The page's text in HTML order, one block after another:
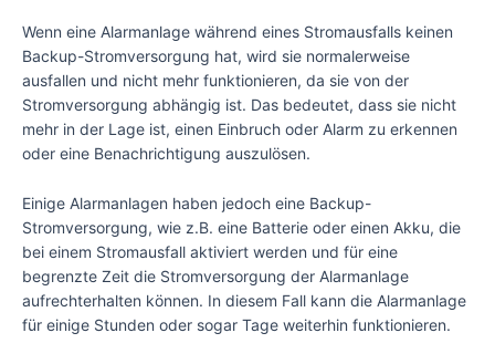
Wenn eine Alarmanlage während eines Stromausfalls keinen
Backup-Stromversorgung hat, wird sie normalerweise
ausfallen und nicht mehr funktionieren, da sie von der
Stromversorgung abhängig ist. Das bedeutet, dass sie nicht
mehr in der Lage ist, einen Einbruch oder Alarm zu erkennen
oder eine Benachrichtigung auszulösen.
Einige Alarmanlagen haben jedoch eine Backup-
Stromversorgung, wie z.B. eine Batterie oder einen Akku, die
bei einem Stromausfall aktiviert werden und für eine
begrenzte Zeit die Stromversorgung der Alarmanlage
aufrechterhalten können. In diesem Fall kann die Alarmanlage
für einige Stunden oder sogar Tage weiterhin funktionieren.